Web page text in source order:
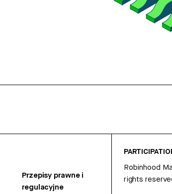
Przepisy prawne i
regulacyjne
Robinhood
rights